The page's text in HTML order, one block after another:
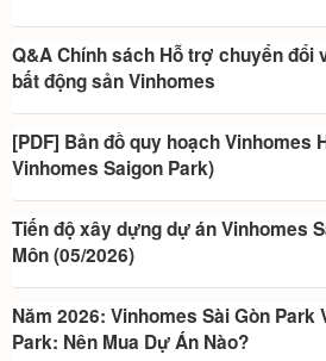
Q&A Chính sách Hỗ trợ chuyển đổi
bất động sản Vinhomes
[PDF] Bản đồ quy hoạch Vinhomes
Vinhomes Saigon Park)
Tiến độ xây dựng dự án Vinhomes
Môn (05/2026)
Năm 2026: Vinhomes Sài Gòn Park
Park: Nên Mua Dự Án Nào?